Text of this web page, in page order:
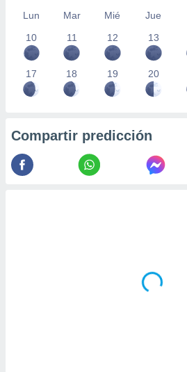
Lun Mar Mié Jue
10
11 12 13
17 18 19 20
Compartir predicción